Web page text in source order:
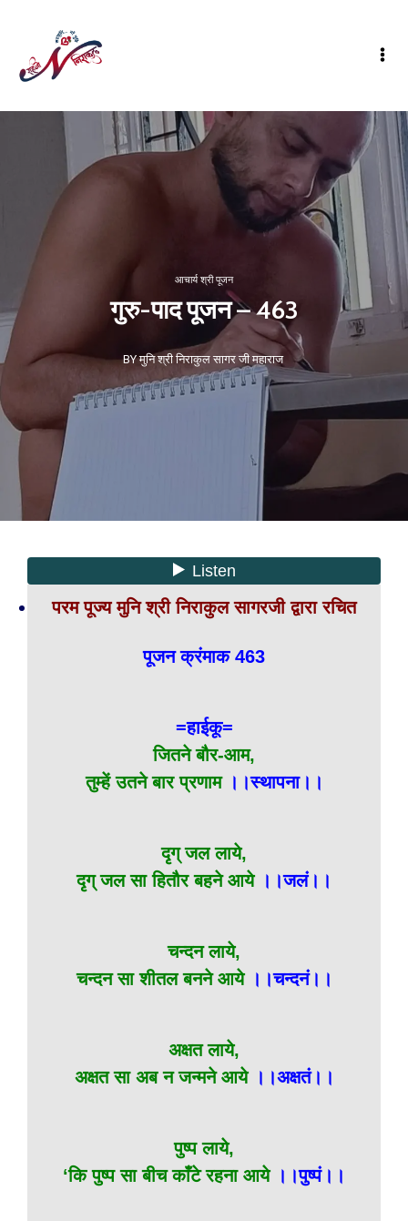
आचार्य श्री पूजन
गुरु-पाद पूजन – 463
BY मुनि श्री निराकुल सागर जी महाराज
परम पूज्य मुनि श्री निराकुल सागरजी द्वारा रचित
पूजन क्रंमाक 463
=हाईकू=
जितने बौर-आम,
तुम्हें उतने बार प्रणाम ।।स्थापना।।
दृग् जल लाये,
दृग् जल सा हितौर बहने आये ।।जलं।।
चन्दन लाये,
चन्दन सा शीतल बनने आये ।।चन्दनं।।
अक्षत लाये,
अक्षत सा अब न जन्मने आये।।अक्षतं।।
पुष्प लाये,
‘कि पुष्प सा बीच काँटे रहना आये ।।पुष्पं।।